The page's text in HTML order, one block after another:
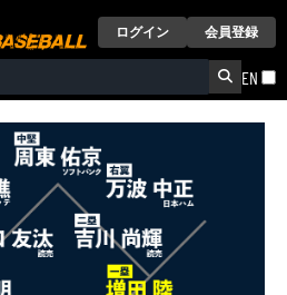
ログイン 会員登録
EN